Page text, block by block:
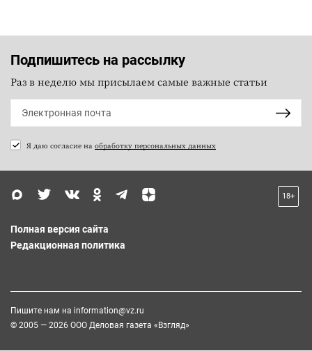
Подпишитесь на рассылку
Раз в неделю мы присылаем самые важные статьи
Я даю согласие на обработку персональных данных
18+
Полная версия сайта
Редакционная политика
Пишите нам на information@vz.ru
© 2005 — 2026 ООО Деловая газета «Взгляд»